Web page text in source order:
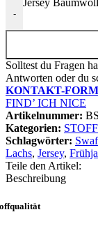
-
Jersey
Solltest du Fragen
Antworten oder du
KONTAKT-
FIND’ ICH NICE
Artikelnummer:
Kategorien:
Schlagwörter:
Lachs, Jersey,
Teile den Artikel:
Beschreibung